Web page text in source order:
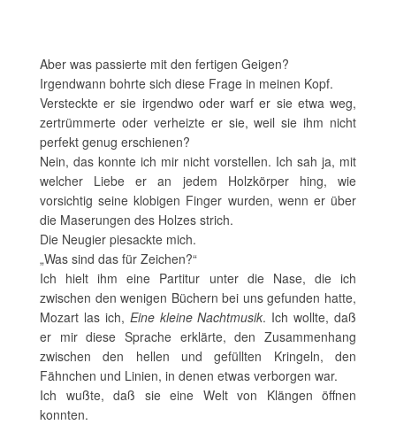
Aber was passierte mit den fertigen Geigen?
Irgendwann bohrte sich diese Frage in meinen Kopf.
Versteckte er sie irgendwo oder warf er sie etwa weg,
zertrümmerte oder verheizte er sie, weil sie ihm nicht
perfekt genug erschienen?
Nein, das konnte ich mir nicht vorstellen. Ich sah ja, mit
welcher Liebe er an jedem Holzkörper hing, wie
vorsichtig seine klobigen Finger wurden, wenn er über
die Maserungen des Holzes strich.
Die Neugier piesackte mich.
„Was sind das für Zeichen?“
Ich hielt ihm eine Partitur unter die Nase, die ich
zwischen den wenigen Büchern bei uns gefunden hatte,
Mozart las ich, Eine kleine Nachtmusik. Ich wollte, daß
er mir diese Sprache erklärte, den Zusammenhang
zwischen den hellen und gefüllten Kringeln, den
Fähnchen und Linien, in denen etwas verborgen war.
Ich wußte, daß sie eine Welt von Klängen öffnen
konnten.